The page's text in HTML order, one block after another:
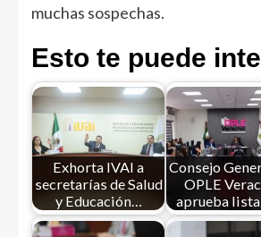
muchas sospechas.
Esto te puede
Exhorta IVAI a
secretarías de Salud
y Educación…
Consejo
OPLE
aprueba